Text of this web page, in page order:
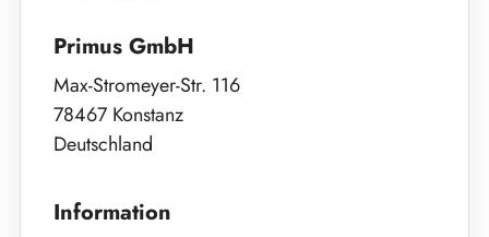
Primus GmbH
Max-Stromeyer-Str. 116
78467 Konstanz
Deutschland
Information